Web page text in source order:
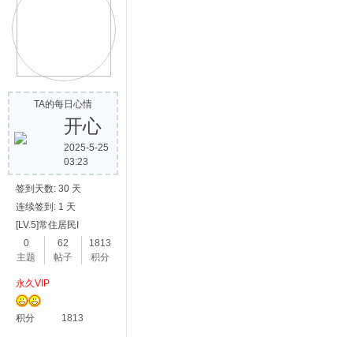
TA的每日心情
开心
2025-5-25
03:23
签到天数: 30 天
连续签到: 1 天
[LV.5]常住居民I
0
主题
62
帖子
1813
积分
永久VIP
积分 1813